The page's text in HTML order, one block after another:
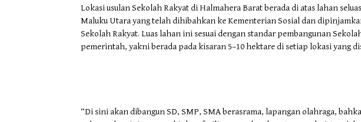
Lokasi usulan Sekolah Rakyat di Halmahera Barat berada di atas lahan
Maluku Utara yang telah dihibahkan ke Kementerian Sosial dan
Sekolah Rakyat. Luas lahan ini sesuai dengan standar pembangunan
pemerintah, yakni berada pada kisaran 5–10 hektare di setiap lokasi yang
“Di sini akan dibangun SD, SMP, SMA berasrama, lapangan olahraga,